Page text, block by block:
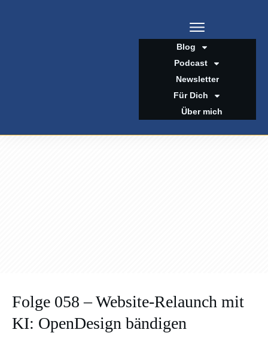
Blog
Podcast
Newsletter
Für Dich
Über mich
Folge 058 – Website-Relaunch mit
KI: OpenDesign bändigen